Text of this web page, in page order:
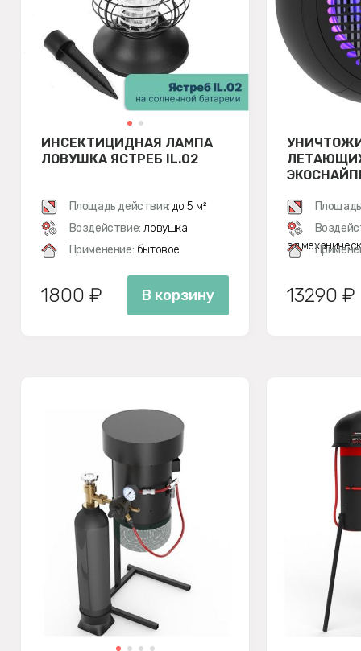
ИНСЕКТИЦИДНАЯ ЛАМПА
ЛОВУШКА ЯСТРЕБ IL.02
Площадь действия: до 5 м²
Воздействие: ловушка
Применение: бытовое
1800 ₽ В корзину 13290 ₽